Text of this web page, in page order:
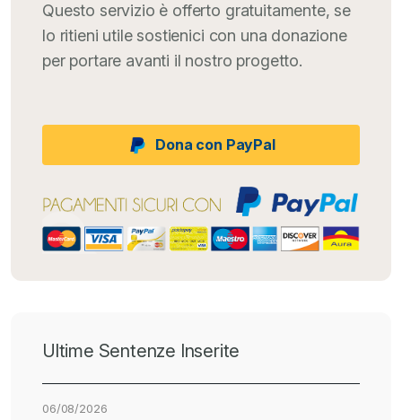
Questo servizio è offerto gratuitamente, se
lo ritieni utile sostienici con una donazione
per portare avanti il nostro progetto.
Dona con PayPal
Ultime Sentenze Inserite
06/08/2026